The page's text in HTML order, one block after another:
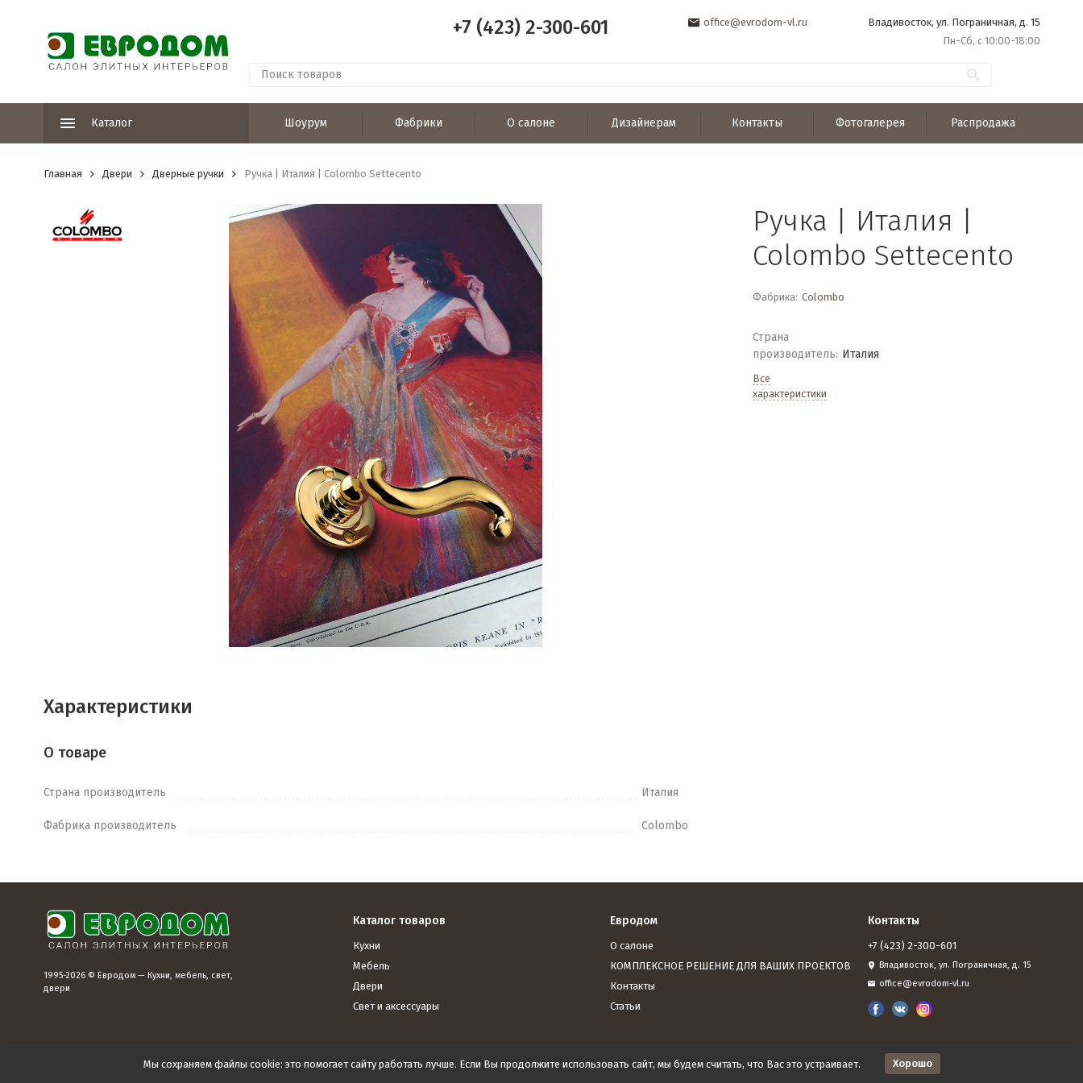
+7 (423) 2-300-601 office@evrodom-vl.ru
Владивосток, ул. Пограничная, д. 15
Пн-Сб, с 10:00-18:00
Каталог Шоурум Фабрики О салоне Дизайнерам Контакты Фотогалерея Распродажа
Главная Двери Дверные ручки Ручка | Италия | Colombo Settecento
Ручка | Италия |
Colombo Settecento
Фабрика: Colombo
Страна
производитель: Италия
Все
характеристики
Характеристики
О товаре
Страна производитель Италия
Фабрика производитель Colombo
1995-2026 © Евродом — Кухни, мебель, свет,
двери
Каталог товаров
Кухни
Мебель
Двери
Свет и аксессуары
Евродом
О салоне
КОМПЛЕКСНОЕ РЕШЕНИЕ ДЛЯ ВАШИХ ПРОЕКТОВ
Контакты
Статьи
Контакты
+7 (423) 2-300-601
Владивосток, ул. Пограничная, д. 15
office@evrodom-vl.ru
Мы сохраняем файлы cookie: это помогает сайту работать лучше. Если Вы продолжите использовать сайт, мы будем считать, что Вас это устраивает. Хорошо